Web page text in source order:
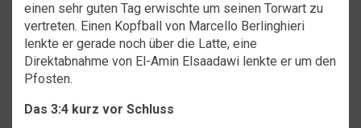
einen sehr guten Tag erwischte um seinen Torwart zu
vertreten. Einen Kopfball von Marcello Berlinghieri
lenkte er gerade noch über die Latte, eine
Direktabnahme von El-Amin Elsaadawi lenkte er um den
Pfosten.
Das 3:4 kurz vor Schluss